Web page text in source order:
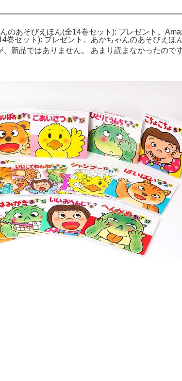
のあそびえほん(全14巻セット): プレゼント。
巻セット): プレゼント。あかちゃんのあそびえほ
新品ではありません。 あまり読まなかったの